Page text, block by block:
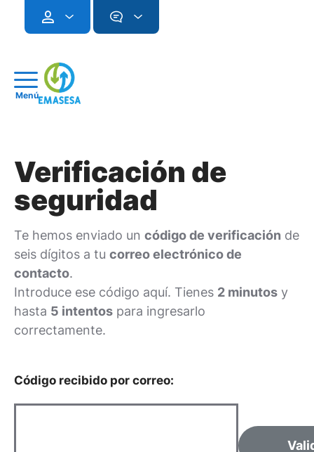
Menú
Verificación de
seguridad
Te hemos enviado un código de verificación de
seis dígitos a tu correo electrónico de
contacto.
Introduce ese código aquí. Tienes 2 minutos y
hasta 5 intentos para ingresarlo
correctamente.
Código recibido por correo: